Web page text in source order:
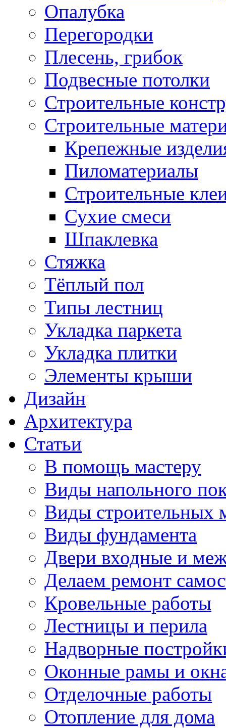
Опалубка
Перегородки
Плесень, грибок
Подвесные потолки
Строительные
Строительные
Крепежные
Пиломатериалы
Строительные
Сухие смеси
Шпаклевка
Стяжка
Тёплый пол
Типы лестниц
Укладка паркета
Укладка плитки
Элементы крыши
Дизайн
Архитектура
Статьи
В помощь мастеру
Виды напольного
Виды строительных
Виды фундамента
Двери входные и
Делаем ремонт
Кровельные работы
Лестницы и перила
Надворные
Оконные рамы и
Отделочные работы
Отопление для дома